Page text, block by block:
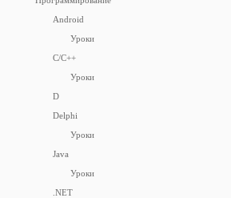
Android
Уроки
C/C++
Уроки
D
Delphi
Уроки
Java
Уроки
.NET